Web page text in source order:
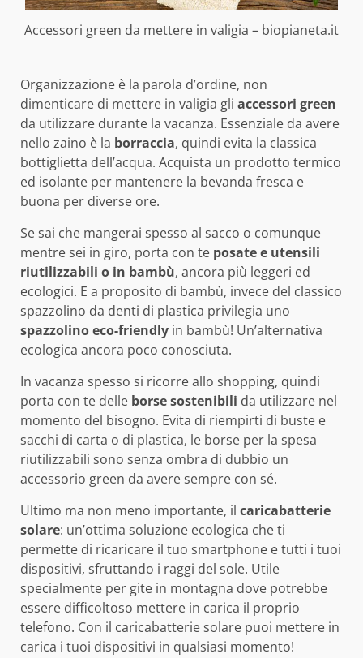
Accessori green da mettere in valigia – biopianeta.it
Organizzazione è la parola d’ordine, non
dimenticare di mettere in valigia gli accessori green
da utilizzare durante la vacanza. Essenziale da avere
nello zaino è la borraccia, quindi evita la classica
bottiglietta dell’acqua. Acquista un prodotto termico
ed isolante per mantenere la bevanda fresca e
buona per diverse ore.
Se sai che mangerai spesso al sacco o comunque
mentre sei in giro, porta con te posate e utensili
riutilizzabili o in bambù, ancora più leggeri ed
ecologici. E a proposito di bambù, invece del classico
spazzolino da denti di plastica privilegia uno
spazzolino eco-friendly in bambù! Un’alternativa
ecologica ancora poco conosciuta.
In vacanza spesso si ricorre allo shopping, quindi
porta con te delle borse sostenibili da utilizzare nel
momento del bisogno. Evita di riempirti di buste e
sacchi di carta o di plastica, le borse per la spesa
riutilizzabili sono senza ombra di dubbio un
accessorio green da avere sempre con sé.
Ultimo ma non meno importante, il caricabatterie
solare: un’ottima soluzione ecologica che ti
permette di ricaricare il tuo smartphone e tutti i tuoi
dispositivi, sfruttando i raggi del sole. Utile
specialmente per gite in montagna dove potrebbe
essere difficoltoso mettere in carica il proprio
telefono. Con il caricabatterie solare puoi mettere in
carica i tuoi dispositivi in qualsiasi momento!